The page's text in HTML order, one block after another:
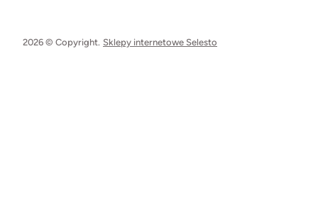
2026 © Copyright. Sklepy internetowe Selesto